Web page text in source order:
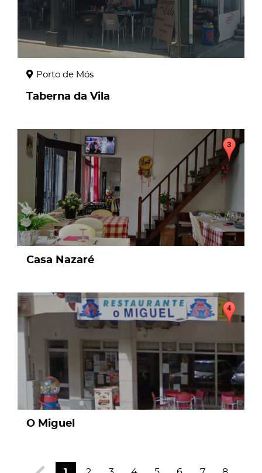
Porto de Mós
Taberna da Vila
page
Casa Nazaré
page
O Miguel